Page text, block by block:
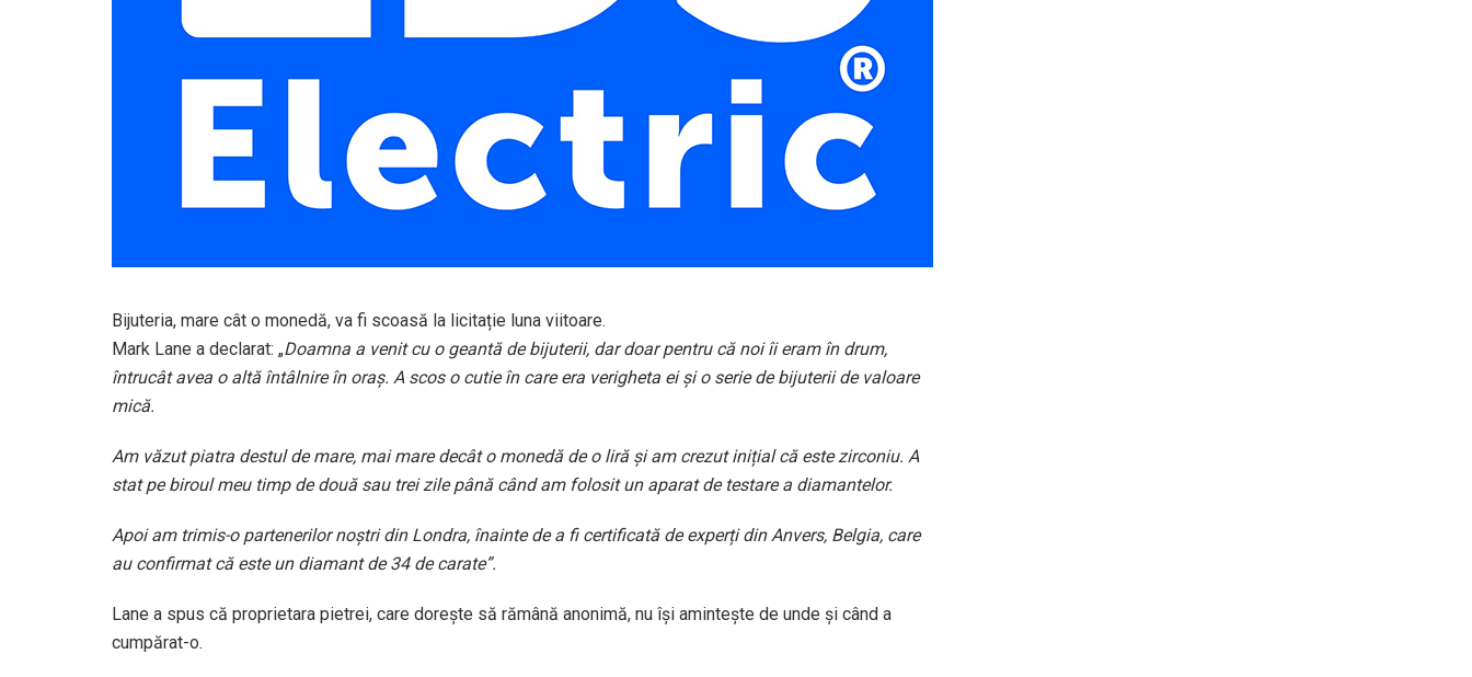
Bijuteria, mare cât o monedă, va fi scoasă la licitație luna viitoare.
Mark Lane a declarat: „Doamna a venit cu o geantă de bijuterii, dar doar pentru că noi îi eram în drum,
întrucât avea o altă întâlnire în oraș. A scos o cutie în care era verigheta ei și o serie de bijuterii de valoare
mică.
Am văzut piatra destul de mare, mai mare decât o monedă de o liră și am crezut inițial că este zirconiu. A
stat pe biroul meu timp de două sau trei zile până când am folosit un aparat de testare a diamantelor.
Apoi am trimis-o partenerilor noștri din Londra, înainte de a fi certificată de experți din Anvers, Belgia, care
au confirmat că este un diamant de 34 de carate”.
Lane a spus că proprietara pietrei, care dorește să rămână anonimă, nu își amintește de unde și când a
cumpărat-o.